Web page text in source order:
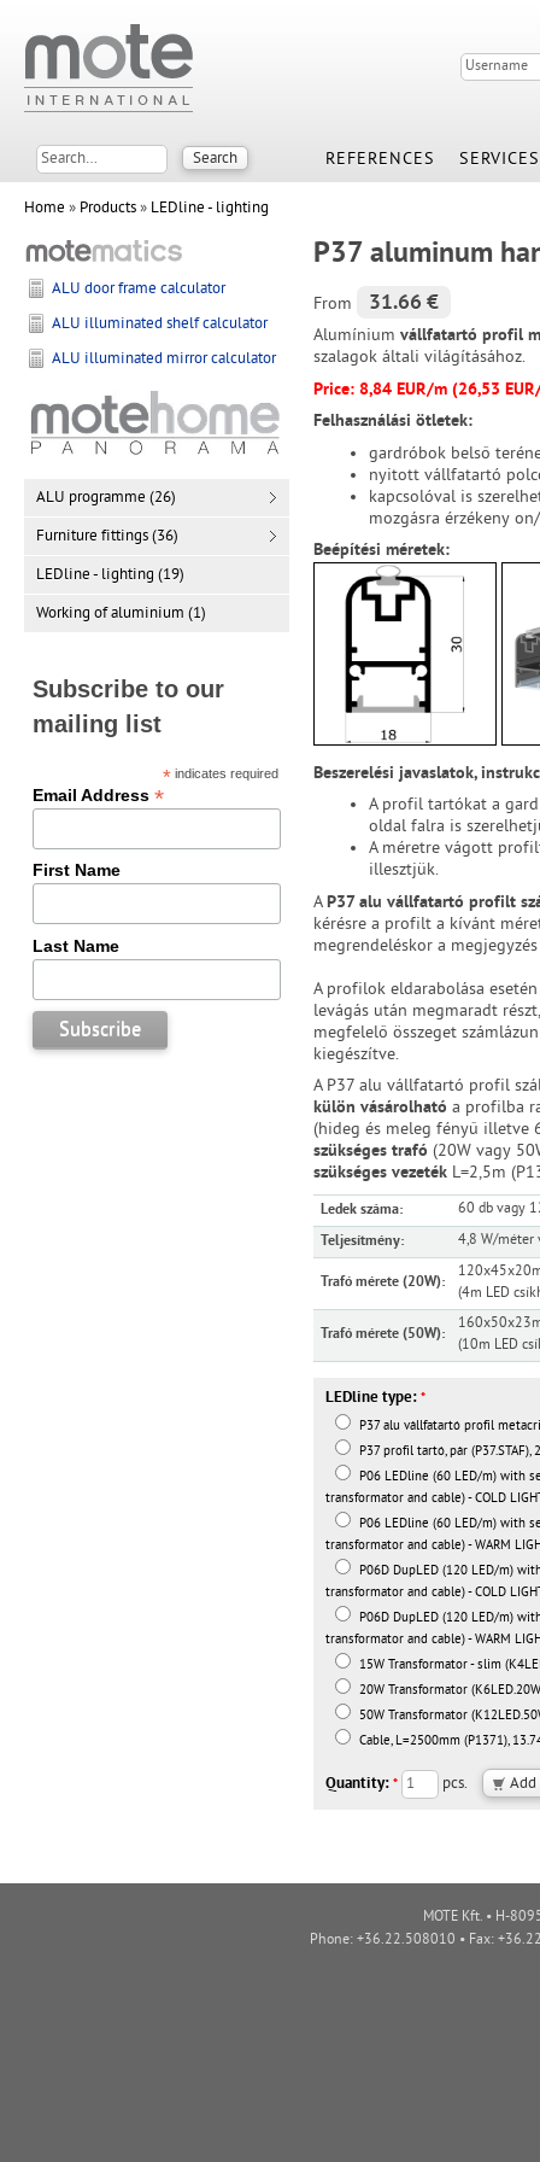
REFERENCES SERVICES
Home » Products» LEDline - lighting
P37 aluminum
From 31.66 €
Alumínium vállfatartó profil
szalagok általi világításához.
Price: 8,84 EUR/m (26,53
Felhasználási ötletek:
gardróbok belső
nyitott vállfatartó
kapcsolóval is
mozgásra érzékeny
Beépítési méretek:
Beszerelési javaslatok,
A profil tartókat a
oldal falra is
A méretre vágott
illesztjük.
AP37 alu vállfatartó profilt
kérésre a profilt a kívánt
megrendeléskor a
A profilok eldarabolása
levágás után megmaradt
megfelelő összeget
kiegészítve.
A P37 alu vállfatartó profil
külön vásárolható a profilba
(hideg és meleg fényű illetve
szükséges trafó (20W vagy
szükséges vezeték L=2,5m
Ledek száma: 60 db vagy
Teljesítmény: 4,8 W/méter
Trafó mérete (20W):
(4m LED
Trafó mérete (50W):
(10m LED
LEDline type: *
P37 alu vállfatartó profil
P37 profil tartó, pár (P37.STAF),
P06 LEDline (60 LED/m) with
transformator and cable) - COLD
P06 LEDline (60 LED/m) with
transformator and cable) - WARM
P06D DupLED (120 LED/m)
transformator and cable) - COLD
P06D DupLED (120 LED/m)
transformator and cable) - WARM
15W Transformator - slim
20W Transformator
50W Transformator
Cable, L=2500mm (P1371),
Quantity: * pcs.
ALU door frame calculator
ALU illuminated shelf calculator
ALU illuminated mirror calculator
ALU programme (26)
Furniture fittings (36)
LEDline - lighting (19)
Working of aluminium (1)
Subscribe to our
mailing list
* indicates required
Email Address *
First Name
Last Name
MOTE Kft. • H-
Phone: +36.22.508010 • Fax: